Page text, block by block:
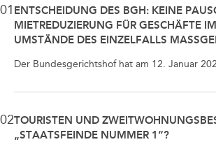
01 ENTSCHEIDUNG DES BGH: KEINE
MIETREDUZIERUNG FÜR GESCHÄFTE
UMSTÄNDE DES EINZELFALLS
Der Bundesgerichtshof hat am 12. Januar
02TOURISTEN UND
„STAATSFEINDE NUMMER 1“?